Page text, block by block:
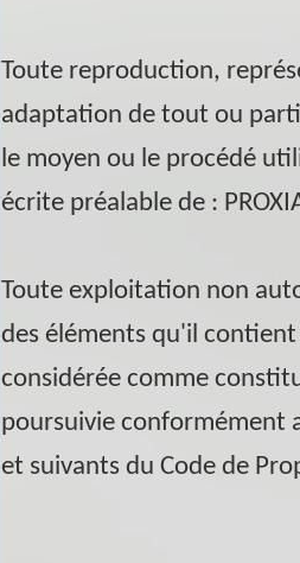
Toute reproduction,
adaptation de tout ou
le moyen ou le procédé
écrite préalable de :
Toute exploitation non
des éléments qu'il
considérée comme
poursuivie conformément
et suivants du Code de